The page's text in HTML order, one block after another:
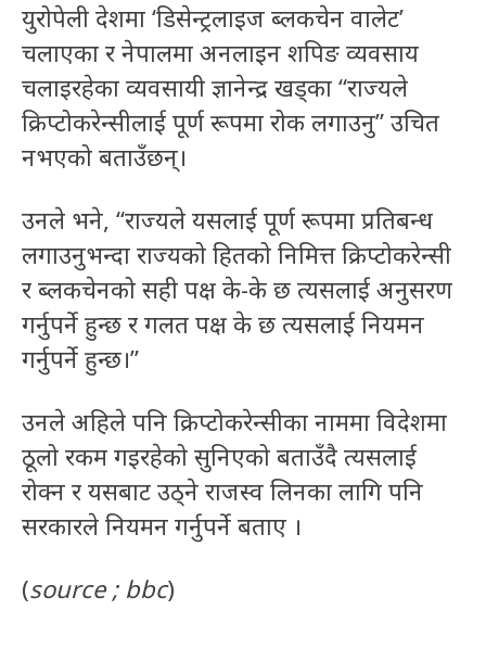
युरोपेली देशमा ‘डिसेन्ट्रलाइज ब्लकचेन वालेट’
चलाएका र नेपालमा अनलाइन शपिङ व्यवसाय
चलाइरहेका व्यवसायी ज्ञानेन्द्र खड्का “राज्यले
क्रिप्टोकरेन्सीलाई पूर्ण रूपमा रोक लगाउनु” उचित
नभएको बताउँछन्।
उनले भने, “राज्यले यसलाई पूर्ण रूपमा प्रतिबन्ध
लगाउनुभन्दा राज्यको हितको निमित्त क्रिप्टोकरेन्सी
र ब्लकचेनको सही पक्ष के-के छ त्यसलाई अनुसरण
गर्नुपर्ने हुन्छ र गलत पक्ष के छ त्यसलाई नियमन
गर्नुपर्ने हुन्छ।”
उनले अहिले पनि क्रिप्टोकरेन्सीका नाममा विदेशमा
ठूलो रकम गइरहेको सुनिएको बताउँदै त्यसलाई
रोक्न र यसबाट उठ्ने राजस्व लिनका लागि पनि
सरकारले नियमन गर्नुपर्ने बताए ।
(source ; bbc)